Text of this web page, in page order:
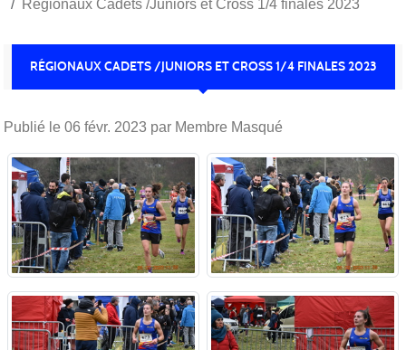
Régionaux Cadets /Juniors et Cross 1/4 finales 2023
RÉGIONAUX CADETS /JUNIORS ET CROSS 1/4 FINALES 2023
Publié le 06 févr. 2023 par Membre Masqué